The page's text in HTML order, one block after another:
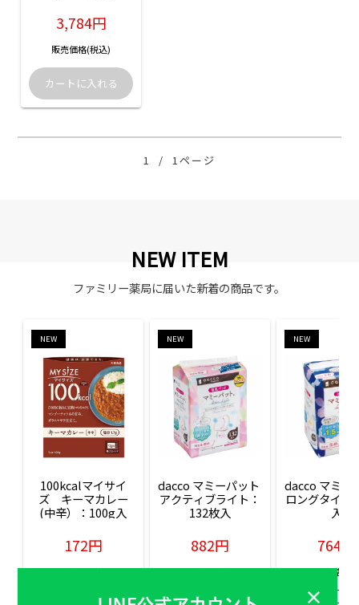
3,784円
販売価格(税込)
1 / 1ページ
NEW ITEM
ファミリー薬局に届いた新着の商品です。
NEW
100kcalマイサイ
ズ　キーマカレー
(中辛）：100g入
172円
販売価格(税込)
NEW
dacco マミーパット
アクティブライト：
132枚入
882円
販売価格(税込)
NEW
dacco マミー
ロングタイム
入
764円
販売価格(税